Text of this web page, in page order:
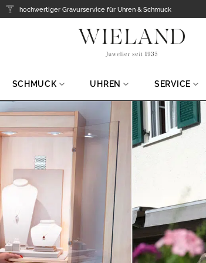
hochwertiger Gravurservice für Uhren & Schmuck
SCHMUCK UHREN SERVICE